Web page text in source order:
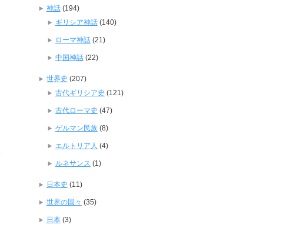
神話(194)
ギリシア神話(140)
ローマ神話(21)
中国神話(22)
世界史 (207)
古代ギリシア史 (121)
古代ローマ史 (47)
ゲルマン民族(8)
エルトリア人 (4)
ルネサンス (1)
日本史 (11)
世界の国々 (35)
日本(3)